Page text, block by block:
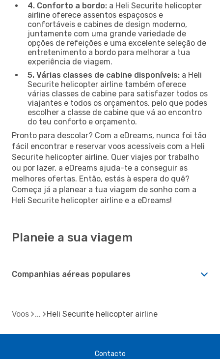
4. Conforto a bordo: a Heli Securite helicopter
airline oferece assentos espaçosos e
confortáveis e cabines de design moderno,
juntamente com uma grande variedade de
opções de refeições e uma excelente seleção de
entretenimento a bordo para melhorar a tua
experiência de viagem.
5. Várias classes de cabine disponíveis: a Heli
Securite helicopter airline também oferece
várias classes de cabine para satisfazer todos os
viajantes e todos os orçamentos, pelo que podes
escolher a classe de cabine que vá ao encontro
do teu conforto e orçamento.
Pronto para descolar? Com a eDreams, nunca foi tão
fácil encontrar e reservar voos acessíveis com a Heli
Securite helicopter airline. Quer viajes por trabalho
ou por lazer, a eDreams ajuda-te a conseguir as
melhores ofertas. Então, estás à espera do quê?
Começa já a planear a tua viagem de sonho com a
Heli Securite helicopter airline e a eDreams!
Planeie a sua viagem
Companhias aéreas populares
Voos Heli Securite helicopter airline
Contacto